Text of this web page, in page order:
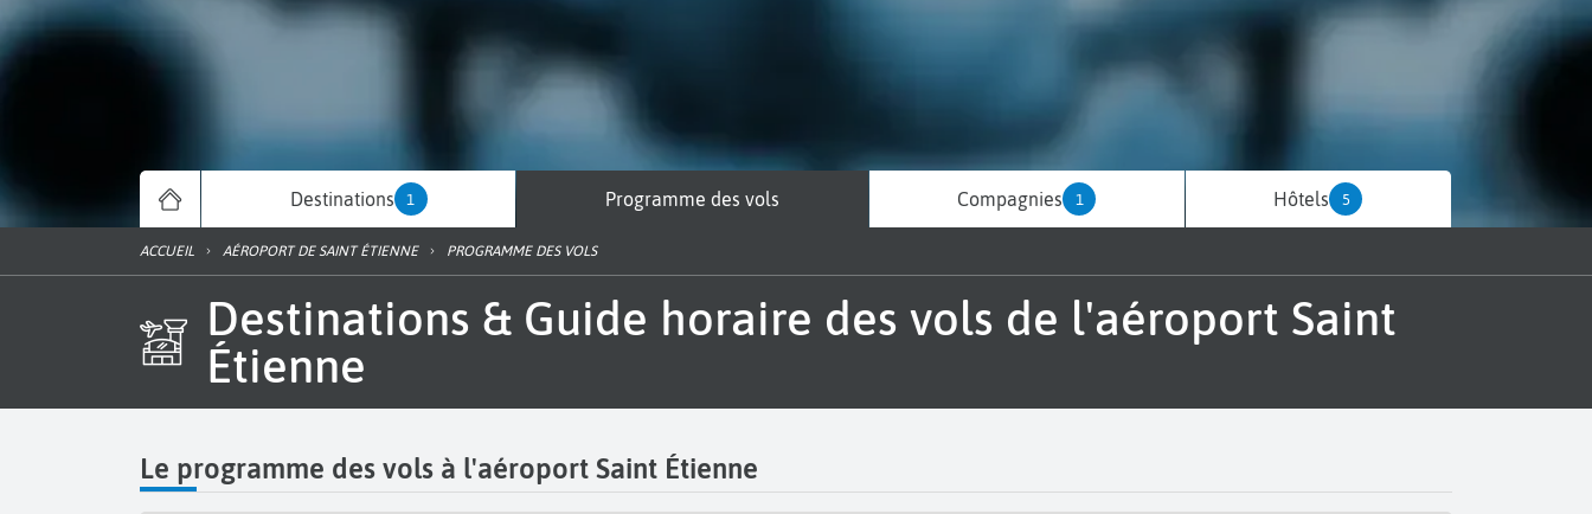
Destinations 1 Programme des vols Compagnies 1 Hôtels 5
ACCUEIL AÉROPORT DE SAINT ÉTIENNE PROGRAMME DES VOLS
Destinations & Guide horaire des vols de l'aéroport Saint
Étienne
Le programme des vols à l'aéroport Saint Étienne